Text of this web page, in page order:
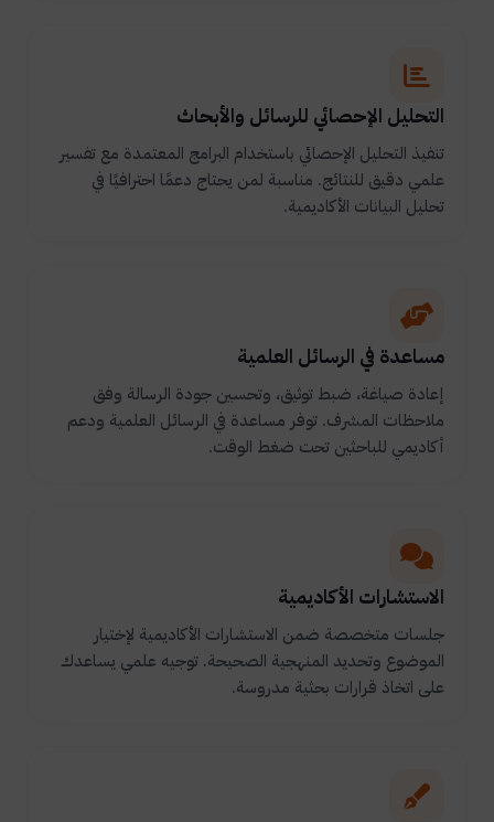
التحليل الإحصائي للرسائل والأبحاث
تنفيذ التحليل الإحصائي باستخدام البرامج المعتمدة مع تفسير
علمي دقيق للنتائج. مناسبة لمن يحتاج دعمًا احترافيًا في
تحليل البيانات الأكاديمية.
مساعدة في الرسائل العلمية
إعادة صياغة، ضبط توثيق، وتحسين جودة الرسالة وفق
ملاحظات المشرف. توفر مساعدة في الرسائل العلمية ودعم
أكاديمي للباحثين تحت ضغط الوقت.
الاستشارات الأكاديمية
جلسات متخصصة ضمن الاستشارات الأكاديمية لإختيار
الموضوع وتحديد المنهجية الصحيحة. توجيه علمي يساعدك
على اتخاذ قرارات بحثية مدروسة.